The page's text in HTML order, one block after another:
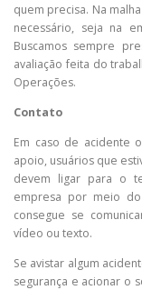
quem precisa. Na
necessário, seja na
Buscamos sempre
avaliação feita do
Operações.
Contato
Em caso de acidente
apoio, usuários que
devem ligar para o
empresa por meio
consegue se
vídeo ou texto.
Se avistar algum
segurança e acionar o